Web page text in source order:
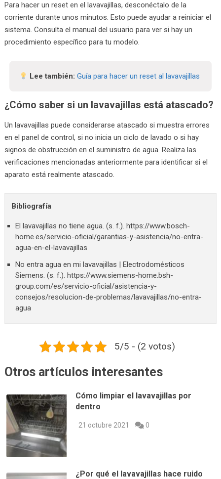
Para hacer un reset en el lavavajillas, desconéctalo de la
corriente durante unos minutos. Esto puede ayudar a reiniciar el
sistema. Consulta el manual del usuario para ver si hay un
procedimiento específico para tu modelo.
Lee también: Guía para hacer un reset al lavavajillas
¿Cómo saber si un lavavajillas está atascado?
Un lavavajillas puede considerarse atascado si muestra errores
en el panel de control, si no inicia un ciclo de lavado o si hay
signos de obstrucción en el suministro de agua. Realiza las
verificaciones mencionadas anteriormente para identificar si el
aparato está realmente atascado.
Bibliografía
El lavavajillas no tiene agua. (s. f.). https://www.bosch-
home.es/servicio-oficial/garantias-y-asistencia/no-entra-
agua-en-el-lavavajillas
No entra agua en mi lavavajillas | Electrodomésticos
Siemens. (s. f.). https://www.siemens-home.bsh-
group.com/es/servicio-oficial/asistencia-y-
consejos/resolucion-de-problemas/lavavajillas/no-entra-
agua
5/5 - (2 votos)
Otros artículos interesantes
Cómo limpiar el lavavajillas por
dentro
21 octubre 2021 0
¿Por qué el lavavajillas hace ruido